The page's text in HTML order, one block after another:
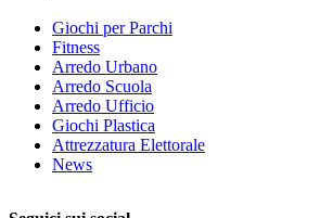
Giochi per Parchi
Fitness
Arredo Urbano
Arredo Scuola
Arredo Ufficio
Giochi Plastica
Attrezzatura Elettorale
News